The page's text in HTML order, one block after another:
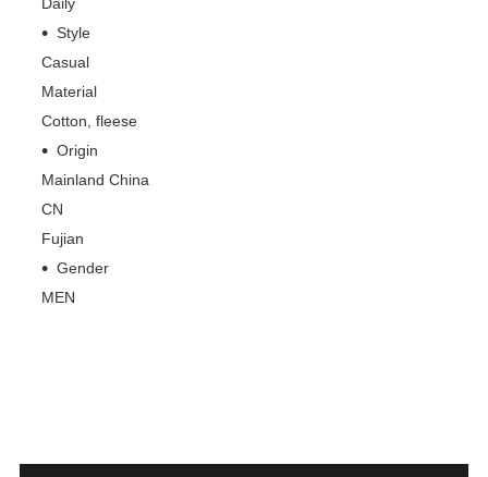
Daily
Style
Casual
Material
Cotton, fleese
Origin
Mainland China
CN
Fujian
Gender
MEN